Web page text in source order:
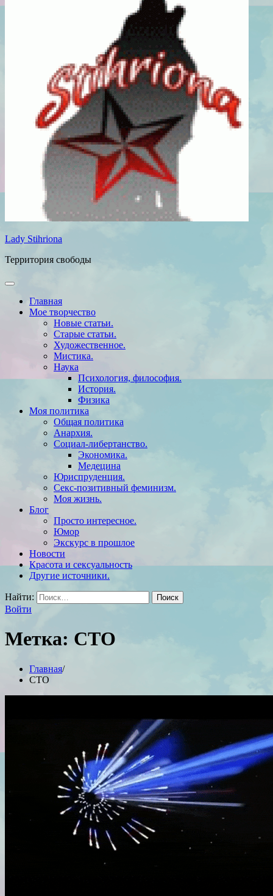
Lady Stihriona
Территория свободы
Главная
Мое творчество
Новые статьи.
Старые статьи.
Художественное.
Мистика.
Наука
Психология, философия.
История.
Физика
Моя политика
Общая политика
Анархия.
Социал-либертанство.
Экономика.
Медецина
Юриспруденция.
Секс-позитивный феминизм.
Моя жизнь.
Блог
Просто интересное.
Юмор
Экскурс в прошлое
Новости
Красота и сексуальность
Другие источники.
Найти:
Войти
Метка: СТО
Главная
СТО